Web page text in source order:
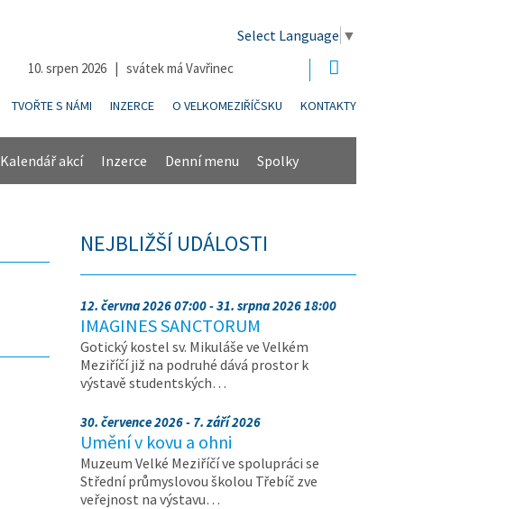
Select Language ▼
10. srpen 2026 | svátek má Vavřinec
TVOŘTE S NÁMI INZERCE O VELKOMEZIŘÍČSKU KONTAKTY
Kalendář akcí Inzerce Denní menu Spolky
NEJBLIŽŠÍ UDÁLOSTI
12. června 2026 07:00 - 31. srpna 2026 18:00
IMAGINES SANCTORUM
Gotický kostel sv. Mikuláše ve Velkém
Meziříčí již na podruhé dává prostor k
výstavě studentských…
30. července 2026 - 7. září 2026
Umění v kovu a ohni
Muzeum Velké Meziříčí ve spolupráci se
Střední průmyslovou školou Třebíč zve
veřejnost na výstavu…